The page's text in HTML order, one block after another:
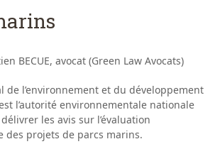
BECUE, avocat (Green Law Avocats)
de l’environnement et du développement
l’autorité environnementale nationale
les avis sur l’évaluation
des projets de parcs marins.